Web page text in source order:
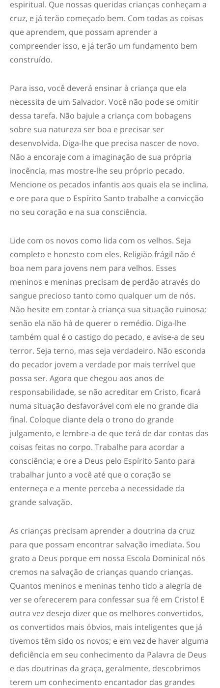
espiritual. Que nossas queridas crianças conheçam a
cruz, e já terão começado bem. Com todas as coisas
que aprendem, que possam aprender a
compreender isso, e já terão um fundamento bem
construído.
Para isso, você deverá ensinar à criança que ela
necessita de um Salvador. Você não pode se omitir
dessa tarefa. Não bajule a criança com bobagens
sobre sua natureza ser boa e precisar ser
desenvolvida. Diga-lhe que precisa nascer de novo.
Não a encoraje com a imaginação de sua própria
inocência, mas mostre-lhe seu próprio pecado.
Mencione os pecados infantis aos quais ela se inclina,
e ore para que o Espírito Santo trabalhe a convicção
no seu coração e na sua consciência.
Lide com os novos como lida com os velhos. Seja
completo e honesto com eles. Religião frágil não é
boa nem para jovens nem para velhos. Esses
meninos e meninas precisam de perdão através do
sangue precioso tanto como qualquer um de nós.
Não hesite em contar à criança sua situação ruinosa;
senão ela não há de querer o remédio. Diga-lhe
também qual é o castigo do pecado, e avise-a de seu
terror. Seja terno, mas seja verdadeiro. Não esconda
do pecador jovem a verdade por mais terrível que
possa ser. Agora que chegou aos anos de
responsabilidade, se não acreditar em Cristo, ficará
numa situação desfavorável com ele no grande dia
final. Coloque diante dela o trono do grande
julgamento, e lembre-a de que terá de dar contas das
coisas feitas no corpo. Trabalhe para acordar a
consciência; e ore a Deus pelo Espírito Santo para
trabalhar junto a você até que o coração se
enterneça e a mente perceba a necessidade da
grande salvação.
As crianças precisam aprender a doutrina da cruz
para que possam encontrar salvação imediata. Sou
grato a Deus porque em nossa Escola Dominical nós
cremos na salvação de crianças quando crianças.
Quantos meninos e meninas tenho tido a alegria de
ver se oferecerem para confessar sua fé em Cristo! E
outra vez desejo dizer que os melhores convertidos,
os convertidos mais óbvios, mais inteligentes que já
tivemos têm sido os novos; e em vez de haver alguma
deficiência em seu conhecimento da Palavra de Deus
e das doutrinas da graça, geralmente, descobrimos
terem um conhecimento encantador das grandes